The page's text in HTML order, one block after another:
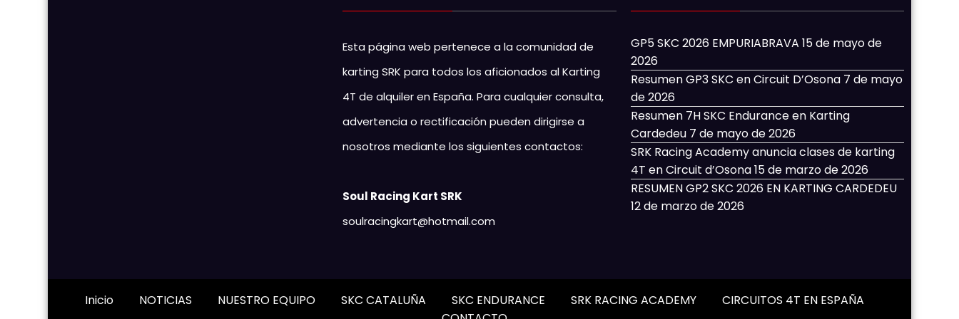
Esta página web pertenece a la comunidad de
karting SRK para todos los aficionados al Karting
4T de alquiler en España. Para cualquier consulta,
advertencia o rectificación pueden dirigirse a
nosotros mediante los siguientes contactos:
Soul Racing Kart SRK
soulracingkart@hotmail.com
GP5 SKC 2026 EMPURIABRAVA 15 de mayo de
2026
Resumen GP3 SKC en Circuit D’Osona 7 de mayo
de 2026
Resumen 7H SKC Endurance en Karting
Cardedeu 7 de mayo de 2026
SRK Racing Academy anuncia clases de karting
4T en Circuit d’Osona15 de marzo de 2026
RESUMEN GP2 SKC 2026 EN KARTING CARDEDEU
12 de marzo de 2026
Inicio NOTICIAS NUESTRO EQUIPO SKC CATALUÑA SKC ENDURANCE SRK RACING ACADEMY
CIRCUITOS 4T EN ESPAÑA